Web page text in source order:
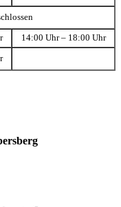
14:00 Uhr – 18:00 Uhr